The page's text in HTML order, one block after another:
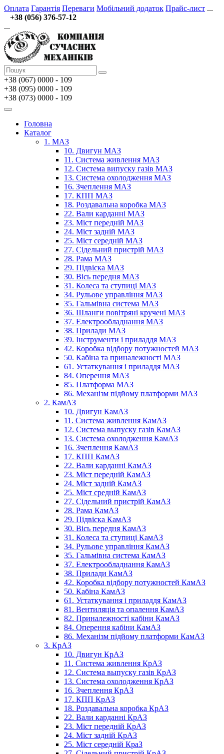
Оплата Гарантія Переваги Мобільний додаток Прайс-лист ...
+38 (056) 376-57-12
...
+38 (067) 0000 - 109
+38 (095) 0000 - 109
+38 (073) 0000 - 109
Головна
Каталог
1. МАЗ
10. Двигун МАЗ
11. Система живлення МАЗ
12. Система випуску газів МАЗ
13. Система охолодження МАЗ
16. Зчеплення МАЗ
17. КПП МАЗ
18. Роздавальна коробка МАЗ
22. Вали карданні МАЗ
23. Міст передній МАЗ
24. Міст задній МАЗ
25. Міст середній МАЗ
27. Сідельний пристрій МАЗ
28. Рама МАЗ
29. Підвіска МАЗ
30. Вісь передня МАЗ
31. Колеса та ступиці МАЗ
34. Рульове управління МАЗ
35. Гальмівна система МАЗ
36. Шланги повітряні кручені МАЗ
37. Електрообладнання МАЗ
38. Прилади МАЗ
39. Інструменти і приладдя МАЗ
42. Коробка відбору потужностей МАЗ
50. Кабіна та приналежності МАЗ
61. Устаткування і приладдя МАЗ
84. Оперення МАЗ
85. Платформа МАЗ
86. Механізм підйому платформи МАЗ
2. КамАЗ
10. Двигун КамАЗ
11. Система живлення КамАЗ
12. Система выпуску газів КамАЗ
13. Система охолодження КамАЗ
16. Зчеплення КамАЗ
17. КПП КамАЗ
22. Вали карданні КамАЗ
23. Міст передній КамАЗ
24. Міст задній КамАЗ
25. Міст средній КамАЗ
27. Сідельний пристрій КамАЗ
28. Рама КамАЗ
29. Підвіска КамАЗ
30. Вісь передня КамАЗ
31. Колеса та ступиці КамАЗ
34. Рульове управління КамАЗ
35. Гальмівна система КамАЗ
37. Електрообладнання КамАЗ
38. Прилади КамАЗ
42. Коробка відбору потужностей КамАЗ
50. Кабіна КамАЗ
61. Устаткування і приладдя КамАЗ
81. Вентиляція та опалення КамАЗ
82. Приналежності кабіни КамАЗ
84. Оперення кабіни КамАЗ
86. Механізм підйому платформи КамАЗ
3. КрАЗ
10. Двигун КрАЗ
11. Система живлення КрАЗ
12. Система выпуску газів КрАЗ
13. Система охолодження КрАЗ
16. Зчеплення КрАЗ
17. КПП КрАЗ
18. Роздавальна коробка КрАЗ
22. Вали карданні КрАЗ
23. Міст передній КрАЗ
24. Міст задній КрАЗ
25. Міст середній КраЗ